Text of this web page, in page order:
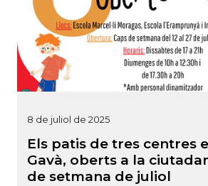
8 de juliol de 2025
Els patis de tres centres
Gavà, oberts a la
de setmana de juliol